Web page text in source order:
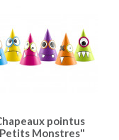
pointus
Monstres"